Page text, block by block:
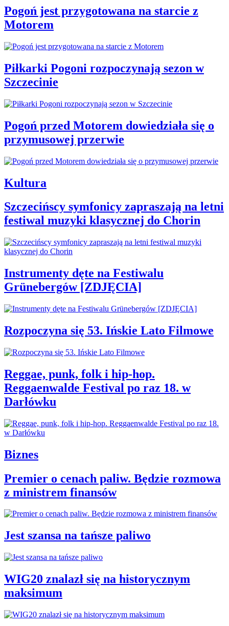
Pogoń jest przygotowana na starcie z
Motorem
Piłkarki Pogoni rozpoczynają sezon w
Szczecinie
Pogoń przed Motorem dowiedziała się o
przymusowej przerwie
Kultura
Szczecińscy symfonicy zapraszają na letni
festiwal muzyki klasycznej do Chorin
Instrumenty dęte na Festiwalu
Grünebergów [ZDJĘCIA]
Rozpoczyna się 53. Ińskie Lato Filmowe
Reggae, punk, folk i hip-hop.
Reggaenwalde Festival po raz 18. w
Darłówku
Biznes
Premier o cenach paliw. Będzie rozmowa
z ministrem finansów
Jest szansa na tańsze paliwo
WIG20 znalazł się na historycznym
maksimum